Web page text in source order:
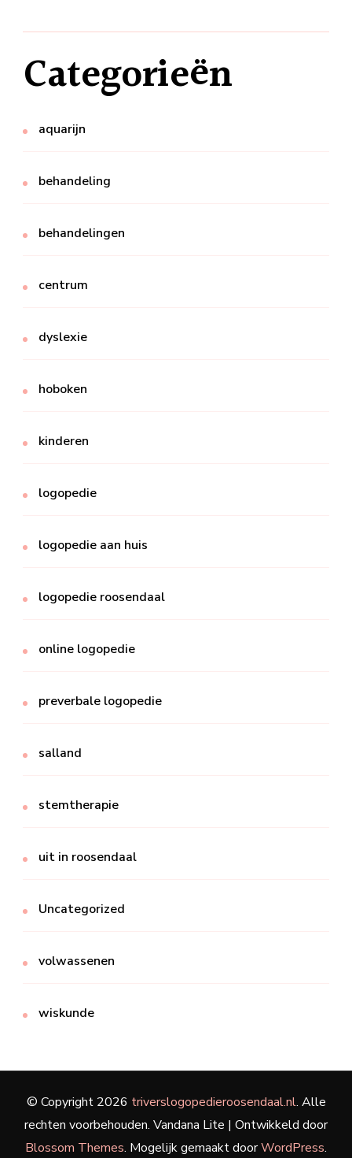
Categorieën
aquarijn
behandeling
behandelingen
centrum
dyslexie
hoboken
kinderen
logopedie
logopedie aan huis
logopedie roosendaal
online logopedie
preverbale logopedie
salland
stemtherapie
uit in roosendaal
Uncategorized
volwassenen
wiskunde
© Copyright 2026 triverslogopedieroosendaal.nl. Alle
rechten voorbehouden. Vandana Lite | Ontwikkeld door
Blossom Themes. Mogelijk gemaakt doorWordPress.